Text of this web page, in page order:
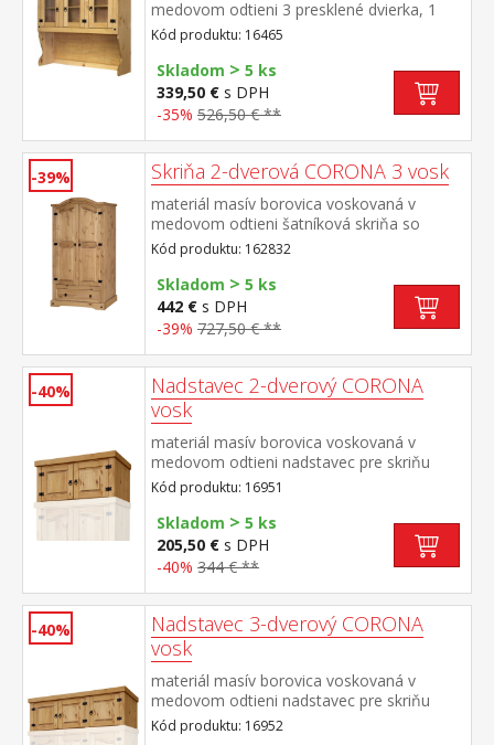
medovom odtieni 3 presklené dvierka, 1
polica, kovové ozdobné úchytky vhodný
doplnok ku komode CORONA 1639 alebo
1632 súčasť zostavy Corona
Kód produktu: 16465
Skladom > 5 ks
339,50 € s DPH
-35% 526,50 € **
-39% Skriňa 2-dverová CORONA 3 vosk
materiál masív borovica voskovaná v
medovom odtieni šatníková skriňa so
šatníkovou tyčou a policou na klobúky 1
široká zásuvka, kovové ozdobné úchytky
súčasť zostavy Corona 3
Kód produktu: 162832
Skladom > 5 ks
442 € s DPH
-39% 727,50 € **
-40%
Nadstavec 2-dverový CORONA
vosk
materiál masív borovica voskovaná v
medovom odtieni nadstavec pre skriňu
162820 súčasť zostavy Corona
Kód produktu: 16951
Skladom > 5 ks
205,50 € s DPH
-40% 344 € **
-40%
Nadstavec 3-dverový CORONA
vosk
materiál masív borovica voskovaná v
medovom odtieni nadstavec pre skriňu
162818 súčasť zostavy Corona
Kód produktu: 16952